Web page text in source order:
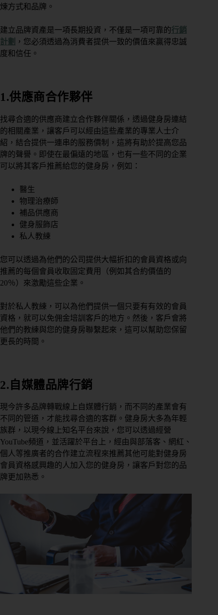
煉方式和品牌。
建立品牌資產是一項長期投資，不僅是一項可靠的行銷
計劃 ，您必須透過為消費者提供一致的價值來贏得忠誠
度和信任。
1.供應商合作夥伴
找尋合適的供應商建立合作夥伴關係，透過健身房連結
的相關產業，讓客戶可以經由這些產業的專業人士介
紹，結合提供一連串的服務價制，這將有助於提高您品
牌的聲譽。即使在最偏遠的地區，也有一些不同的企業
可以將其客戶推薦給您的健身房，例如：
醫生
物理治療師
補品供應商
健身服飾店
私人教練
您可以透過為他們的公司提供大幅折扣的會員資格或向
推薦的每個會員收取固定費用（例如其合約價值的
20％）來激勵這些企業。
對於私人教練，可以為他們提供一個只要有有效的會員
資格，就可以免佣金培訓客戶的地方。然後，客戶會將
他們的教練與您的健身房聯繫起來，這可以幫助您保留
更長的時間。
2.自媒體品牌行銷
現今許多品牌轉戰線上自媒體行銷，而不同的產業會有
不同的管道，才能找尋合適的客群。健身房大多為年輕
族群，以現今線上知名平台來說，您可以透過經營
YouTube頻道， 並活躍於平台上， 經由與部落客、網紅、
個人等推廣者的合作建立流程來推薦其他可能對健身房
會員資格感興趣的人加入您的健身房， 讓客戶對您的品
牌更加熟悉。